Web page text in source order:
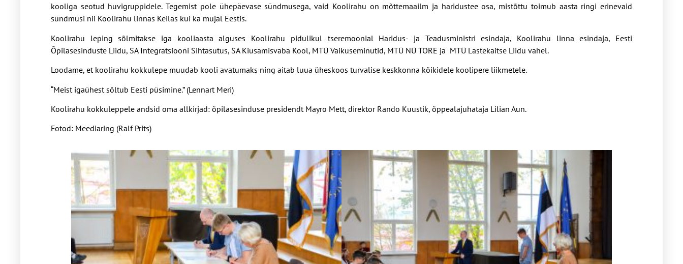
kooliga seotud huvigruppidele. Tegemist pole ühepäevase sündmusega, vaid Koolirahu on mõttemaailm ja haridustee osa, mistõttu toimub aasta ringi erinevaid
sündmusi nii Koolirahu linnas Keilas kui ka mujal Eestis.
Koolirahu leping sõlmitakse iga kooliaasta alguses Koolirahu pidulikul tseremoonial Haridus- ja Teadusministri esindaja, Koolirahu linna esindaja, Eesti
Õpilasesinduste Liidu, SA Integratsiooni Sihtasutus, SA Kiusamisvaba Kool, MTÜ Vaikuseminutid, MTÜ NÜ TORE ja MTÜ Lastekaitse Liidu vahel.
Loodame, et koolirahu kokkulepe muudab kooli avatumaks ning aitab luua üheskoos turvalise keskkonna kõikidele koolipere liikmetele.
“Meist igaühest sõltub Eesti püsimine.” (Lennart Meri)
Koolirahu kokkuleppele andsid oma allkirjad: õpilasesinduse presidendt Mayro Mett, direktor Rando Kuustik, õppealajuhataja Lilian Aun.
Fotod: Meediaring (Ralf Prits)